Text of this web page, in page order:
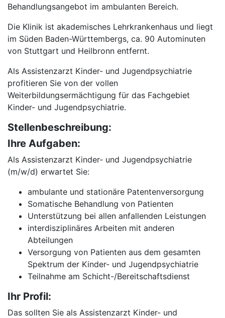
Behandlungsangebot im ambulanten Bereich.
Die Klinik ist akademisches Lehrkrankenhaus und liegt
im Süden Baden-Württembergs, ca. 90 Autominuten
von Stuttgart und Heilbronn entfernt.
Als Assistenzarzt Kinder- und Jugendpsychiatrie
profitieren Sie von der vollen
Weiterbildungsermächtigung für das Fachgebiet
Kinder- und Jugendpsychiatrie.
Stellenbeschreibung:
Ihre Aufgaben:
Als Assistenzarzt Kinder- und Jugendpsychiatrie
(m/w/d) erwartet Sie:
ambulante und stationäre Patentenversorgung
Somatische Behandlung von Patienten
Unterstützung bei allen anfallenden Leistungen
interdisziplinäres Arbeiten mit anderen
Abteilungen
Versorgung von Patienten aus dem gesamten
Spektrum der Kinder- und Jugendpsychiatrie
Teilnahme am Schicht-/Bereitschaftsdienst
Ihr Profil:
Das sollten Sie als Assistenzarzt Kinder- und